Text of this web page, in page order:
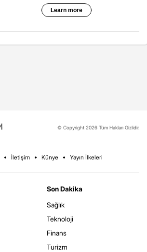
© Copyright 2026 Tüm Hakları Gizlidir.
İletişim Künye Yayın İlkeleri
Son Dakika
Sağlık
Teknoloji
Finans
Turizm